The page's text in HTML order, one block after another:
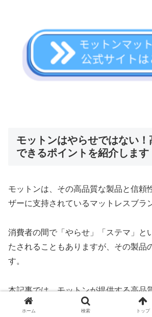
モットンはやらせではない
できるポイントを紹介します
モットンは、その高品質な製品と信頼
ザーに支持されているマットレスブラ
消費者の間で「やらせ」「ステマ」と
たされることもありますが、その製品
す。
本記事では、モットンが提供する高品
ントを詳しく紹介し、その信頼性を確
ホーム 検索 トップ